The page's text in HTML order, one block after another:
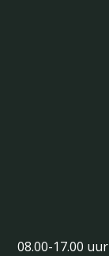
08.00-17.00 uur